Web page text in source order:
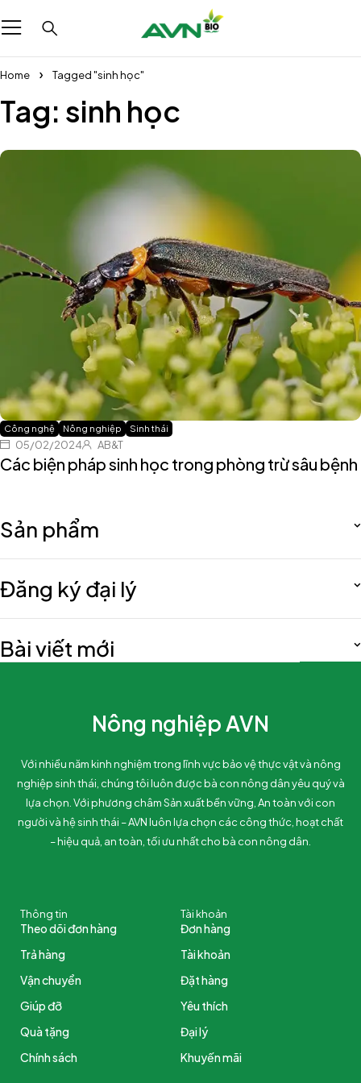
Home Tagged "sinh học"
Tag: sinh học
Công nghệ Nông nghiệp Sinh thái
05/02/2024 AB&T
Các biện pháp sinh học trong phòng trừ sâu bệnh
Sản phẩm
Đăng ký đại lý
Bài viết mới
Nông nghiệp AVN
Với nhiều năm kinh nghiệm trong lĩnh vực bảo vệ thực vật và nông
nghiệp sinh thái, chúng tôi luôn được bà con nông dân yêu quý và
lựa chọn. Với phương châm Sản xuất bền vững, An toàn với con
người và hệ sinh thái – AVN luôn lựa chọn các công thức, hoạt chất
– hiệu quả, an toàn, tối ưu nhất cho bà con nông dân.
Thông tin
Theo dõi đơn hàng
Trả hàng
Vận chuyển
Giúp đỡ
Quà tặng
Chính sách
Tài khoản
Đơn hàng
Tài khoản
Đặt hàng
Yêu thích
Đại lý
Khuyến mãi